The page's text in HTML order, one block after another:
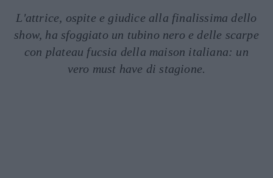
L'attrice, ospite e giudice alla finalissima dello
show, ha sfoggiato un tubino nero e delle scarpe
con plateau fucsia della maison italiana: un
vero must have di stagione.